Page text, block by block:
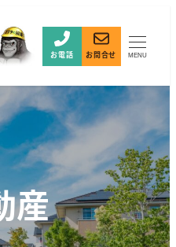
お電話 お問合せ MENU
産